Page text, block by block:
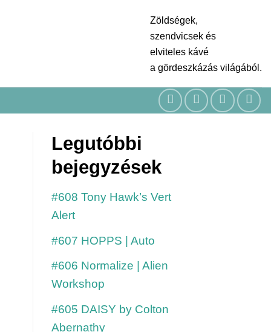
Zöldségek,
szendvicsek és
elviteles kávé
a gördeszkázás világából.
Legutóbbi
bejegyzések
#608 Tony Hawk’s Vert
Alert
#607 HOPPS | Auto
#606 Normalize | Alien
Workshop
#605 DAISY by Colton
Abernathy